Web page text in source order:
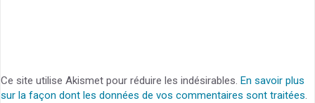
Ce site utilise Akismet pour réduire les indésirables. En savoir plus
sur la façon dont les données de vos commentaires sont traitées.